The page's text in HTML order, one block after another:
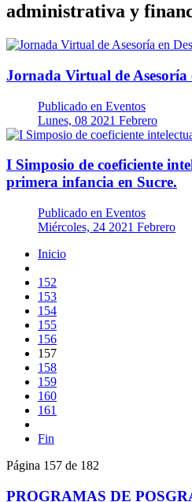
administrativa y
Jornada Virtual de Asesoría
Publicado en Eventos
Lunes, 08 2021 Febrero
I Simposio de coeficiente
primera infancia en Sucre.
Publicado en Eventos
Miércoles, 24 2021 Febrero
Inicio
152
153
154
155
156
157
158
159
160
161
Fin
Página 157 de 182
PROGRAMAS DE